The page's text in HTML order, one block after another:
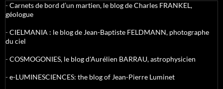
-Carnets de bord d’un martien, le blog de Charles FRANKEL,
géologue
-CIELMANIA : le blog de Jean-Baptiste FELDMANN, photographe
du ciel
-COSMOGONIES, le blog d'Aurélien BARRAU, astrophysicien
-e-LUMINESCIENCES: the blog of Jean-Pierre Luminet